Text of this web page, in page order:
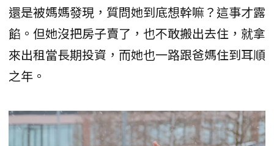
還是被媽媽發現，質問她到底想幹嘛？這事才露
餡。但她沒把房子賣了，也不敢搬出去住，就拿
來出租當長期投資，而她也一路跟爸媽住到耳順
之年。